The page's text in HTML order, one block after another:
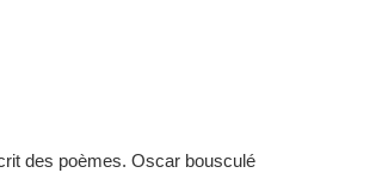
des poèmes. Oscar bousculé